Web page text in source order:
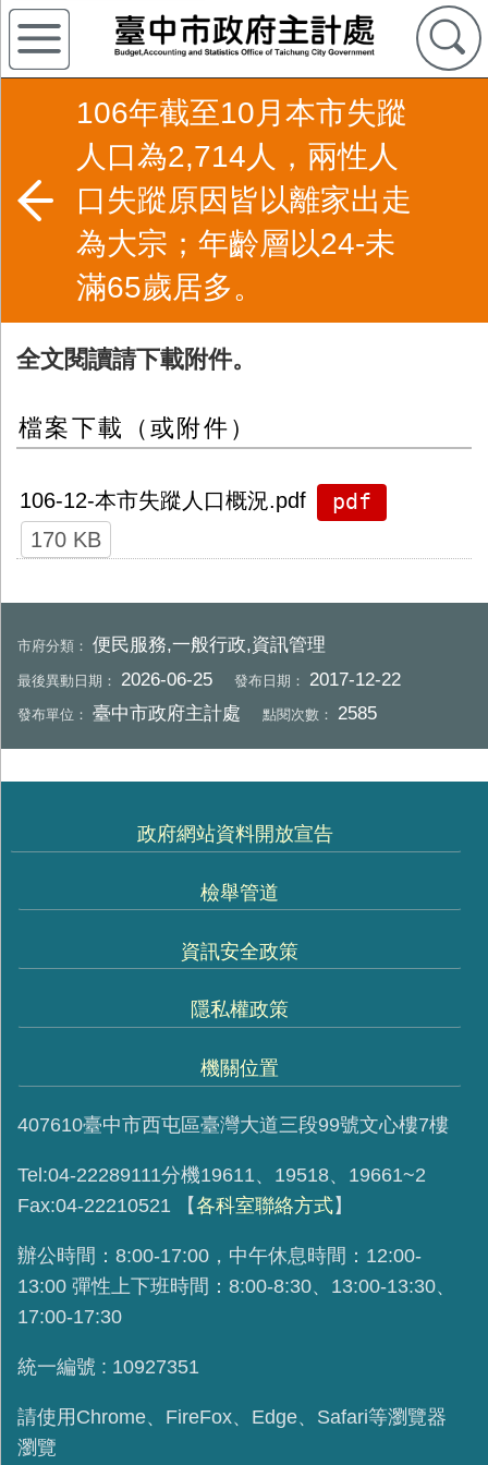
106年截至10月本市失蹤
人口為2,714人，兩性人
口失蹤原因皆以離家出走
為大宗；年齡層以24-未
滿65歲居多。
全文閱讀請下載附件。
檔案下載（或附件）
106-12-本市失蹤人口概況.pdf pdf
170 KB
市府分類：便民服務,一般行政,資訊管理
最後異動日期： 2026-06-25 發布日期： 2017-12-22
發布單位：臺中市政府主計處 點閱次數： 2585
政府網站資料開放宣告
檢舉管道
資訊安全政策
隱私權政策
機關位置
407610臺中市西屯區臺灣大道三段99號文心樓7樓
Tel:04-22289111分機19611、19518、19661~2
Fax:04-22210521
【各科室聯絡方式】
辦公時間：8:00-17:00，中午休息時間：12:00-
13:00 彈性上下班時間：8:00-8:30、13:00-13:30、
17:00-17:30
統一編號 : 10927351
請使用 Chrome、FireFox、Edge、Safari等瀏覽器
瀏覽